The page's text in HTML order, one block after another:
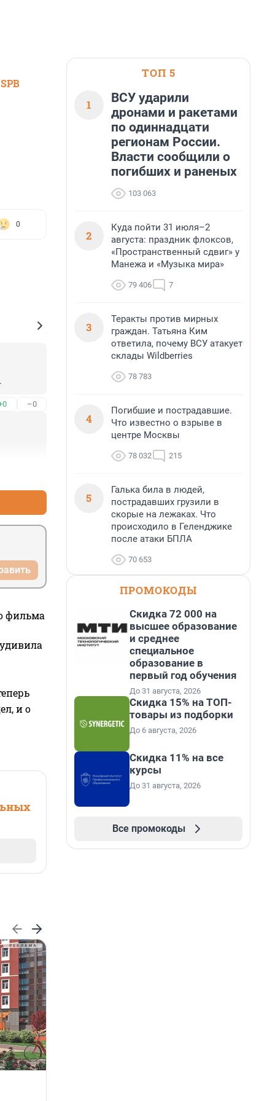
0
–0
фильма
и о
ТОП 5
1
ВСУ ударили
дронами и ракетами
по одиннадцати
регионам России.
Власти сообщили о
погибших и раненых
103 063
2
Куда пойти 31 июля–2
августа: праздник флоксов,
«Пространственный сдвиг» у
Манежа и «Музыка мира»
79 406 7
3
Теракты против мирных
граждан. Татьяна Ким
ответила, почему ВСУ атакует
склады Wildberries
78 783
4
Погибшие и пострадавшие.
Что известно о взрыве в
центре Москвы
78 032 215
5
Галька била в людей,
пострадавших грузили в
скорые на лежаках. Что
происходило в Геленджике
после атаки БПЛА
70 653
ПРОМОКОДЫ
Скидка 72 000 на
высшее образование
и среднее
специальное
образование в
первый год обучения
До 31 августа, 2026
Скидка 15% на ТОП-
товары из подборки
До 6 августа, 2026
Скидка 11% на все
курсы
До 31 августа, 2026
Все промокоды